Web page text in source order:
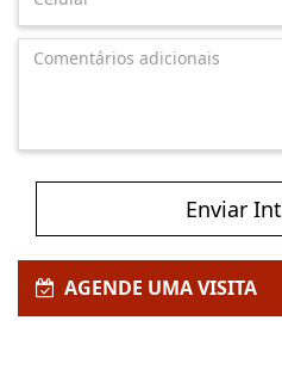
Enviar
AGENDE UMA VISITA